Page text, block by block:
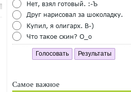
Нет, взял готовый. :-Ъ
Друг нарисовал за шоколадку.
Купил, я олигарх. B-)
Что такое скин? O_o
Голосовать Результаты
Самое важное